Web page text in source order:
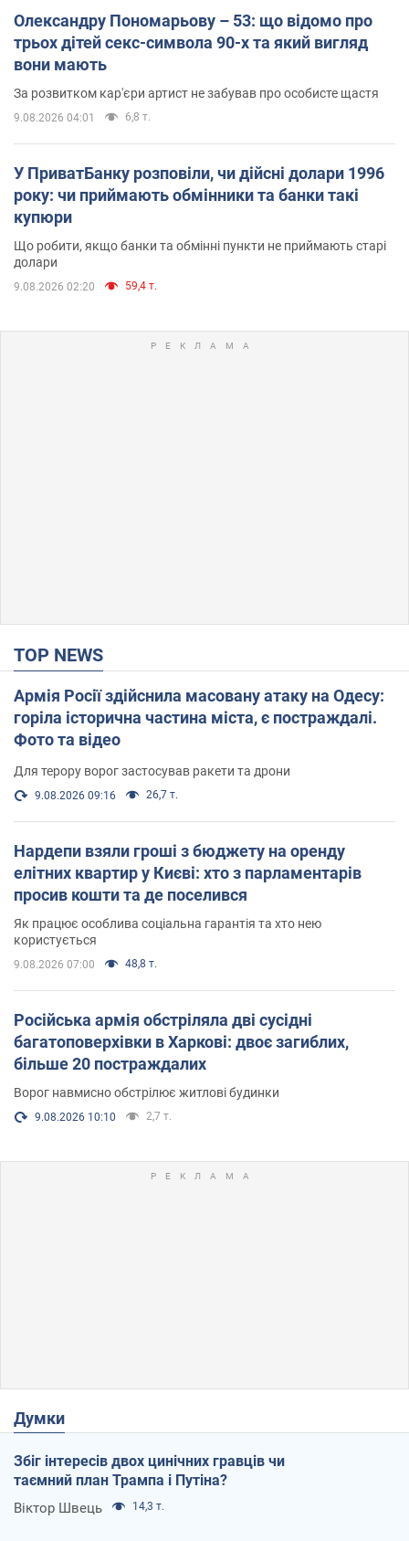
Олександру Пономарьову – 53: що відомо про
трьох дітей секс-символа 90-х та який вигляд
вони мають
За розвитком кар'єри артист не забував про особисте щастя
9.08.2026 04:01 6,8 т.
У ПриватБанку розповіли, чи дійсні долари 1996
року: чи приймають обмінники та банки такі
купюри
Що робити, якщо банки та обмінні пункти не приймають старі
долари
9.08.2026 02:20 59,4 т.
TOP NEWS
Армія Росії здійснила масовану атаку на Одесу:
горіла історична частина міста, є постраждалі.
Фото та відео
Для терору ворог застосував ракети та дрони
9.08.2026 09:16 26,7 т.
Нардепи взяли гроші з бюджету на оренду
елітних квартир у Києві: хто з парламентарів
просив кошти та де поселився
Як працює особлива соціальна гарантія та хто нею
користується
9.08.2026 07:00 48,8 т.
Російська армія обстріляла дві сусідні
багатоповерхівки в Харкові: двоє загиблих,
більше 20 постраждалих
Ворог навмисно обстрілює житлові будинки
9.08.2026 10:10 2,7 т.
Думки
Збіг інтересів двох цинічних гравців чи
таємний план Трампа і Путіна?
Віктор Швець 14,3 т.